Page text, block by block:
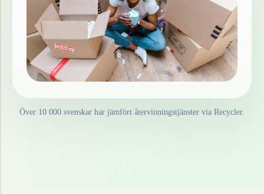
Över 10 000 svenskar har jämfört återvinningstjänster via Recycler.